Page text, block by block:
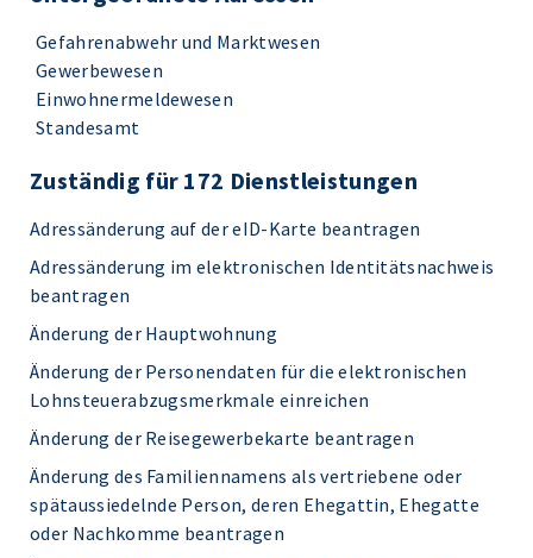
Gefahrenabwehr und Marktwesen
Gewerbewesen
Einwohnermeldewesen
Standesamt
Zuständig für 172 Dienstleistungen
Adressänderung auf der eID-Karte beantragen
Adressänderung im elektronischen Identitätsnachweis
beantragen
Änderung der Hauptwohnung
Änderung der Personendaten für die elektronischen
Lohnsteuerabzugsmerkmale einreichen
Änderung der Reisegewerbekarte beantragen
Änderung des Familiennamens als vertriebene oder
spätaussiedelnde Person, deren Ehegattin, Ehegatte
oder Nachkomme beantragen